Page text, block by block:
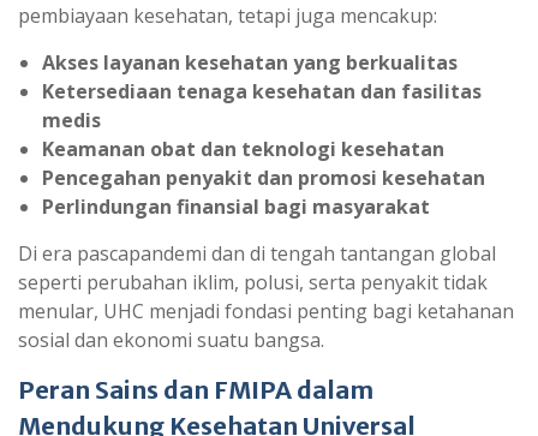
pembiayaan kesehatan, tetapi juga mencakup:
Akses layanan kesehatan yang berkualitas
Ketersediaan tenaga kesehatan dan fasilitas
medis
Keamanan obat dan teknologi kesehatan
Pencegahan penyakit dan promosi kesehatan
Perlindungan finansial bagi masyarakat
Di era pascapandemi dan di tengah tantangan global
seperti perubahan iklim, polusi, serta penyakit tidak
menular, UHC menjadi fondasi penting bagi ketahanan
sosial dan ekonomi suatu bangsa.
Peran Sains dan FMIPA dalam
Mendukung Kesehatan Universal